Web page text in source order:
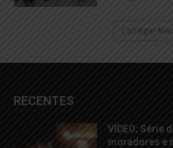
Carregar
RECENTES
VÍDEO; Série
moradores e